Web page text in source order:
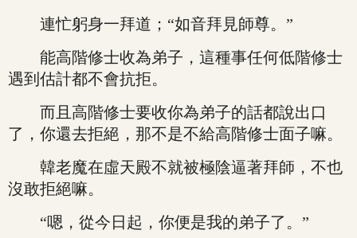
連忙躬身一拜道；“如音拜見師尊。”
能高階修士收為弟子，這種事任何低階修士
遇到估計都不會抗拒。
而且高階修士要收你為弟子的話都說出口
了，你還去拒絕，那不是不給高階修士面子嘛。
韓老魔在虛天殿不就被極陰逼著拜師，不也
沒敢拒絕嘛。
“嗯，從今日起，你便是我的弟子了。”